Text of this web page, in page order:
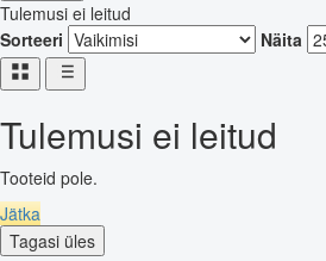
Tulemusi ei leitud
Sorteeri
Näita
Tulemusi ei leitud
Tooteid pole.
Jätka
Tagasi üles